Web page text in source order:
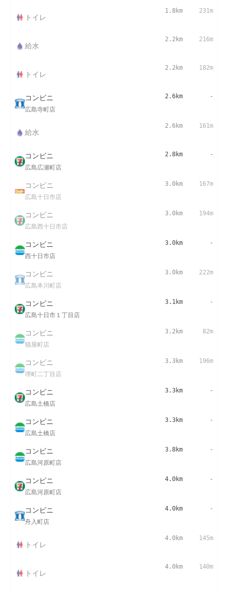
トイレ
1.8km 231m
給水
2.2km 216m
トイレ
2.2km 182m
コンビニ
広島寺町店
2.6km -
給水
2.6km 161m
コンビニ
広島広瀬町店
2.8km -
コンビニ
広島十日市店
3.0km 167m
コンビニ
広島西十日市店
3.0km 194m
コンビニ
西十日市店
3.0km -
コンビニ
広島本川町店
3.0km 222m
コンビニ
広島十日市１丁目店
3.1km -
コンビニ
猫屋町店
3.2km 82m
コンビニ
堺町二丁目店
3.3km 196m
コンビニ
広島土橋店
3.3km -
コンビニ
広島土橋店
3.3km -
コンビニ
広島河原町店
3.8km -
コンビニ
広島河原町店
4.0km -
コンビニ
舟入町店
4.0km -
トイレ
4.0km 145m
トイレ
4.0km 140m